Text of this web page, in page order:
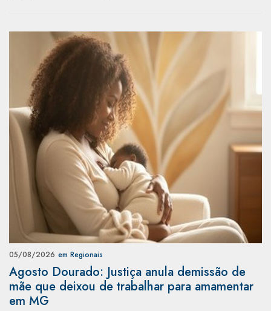
05/08/2026 em Regionais
Agosto Dourado: Justiça anula demissão de
mãe que deixou de trabalhar para amamentar
em MG